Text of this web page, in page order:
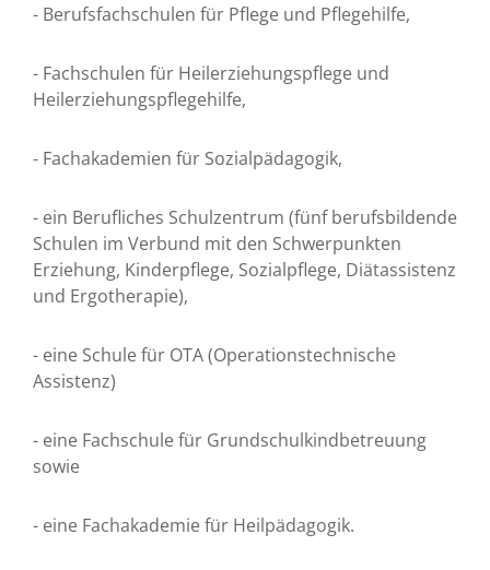
- Berufsfachschulen für Pflege und Pflegehilfe,
- Fachschulen für Heilerziehungspflege und
Heilerziehungspflegehilfe,
- Fachakademien für Sozialpädagogik,
- ein Berufliches Schulzentrum (fünf berufsbildende
Schulen im Verbund mit den Schwerpunkten
Erziehung, Kinderpflege, Sozialpflege, Diätassistenz
und Ergotherapie),
- eine Schule für OTA (Operationstechnische
Assistenz)
- eine Fachschule für Grundschulkindbetreuung
sowie
- eine Fachakademie für Heilpädagogik.